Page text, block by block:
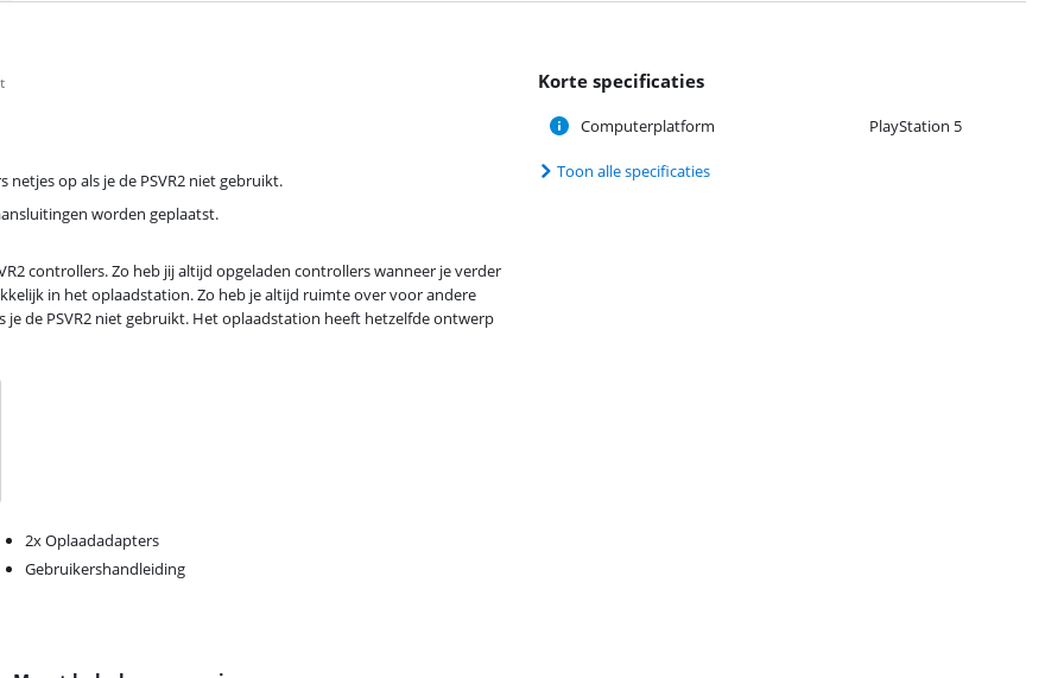
Korte specificaties
Computerplatform PlayStation 5
Toon alle specificaties
op als je de PSVR2 niet gebruikt.
worden geplaatst.
controllers. Zo heb jij altijd opgeladen controllers wanneer je verder
in het oplaadstation. Zo heb je altijd ruimte over voor andere
je de PSVR2 niet gebruikt. Het oplaadstation heeft hetzelfde ontwerp
2x Oplaadadapters
Gebruikershandleiding